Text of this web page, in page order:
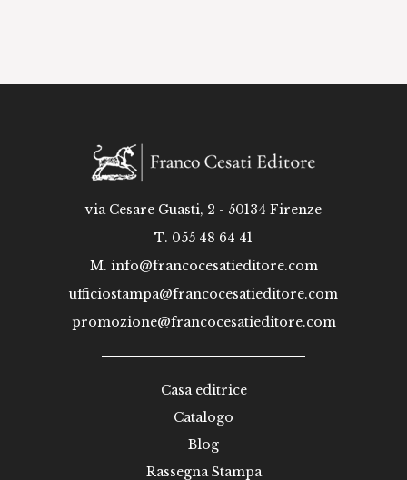
via Cesare Guasti, 2 - 50134 Firenze
T. 055 48 64 41
M. info@francocesatieditore.com
ufficiostampa@francocesatieditore.com
promozione@francocesatieditore.com
Casa editrice
Catalogo
Blog
Rassegna Stampa